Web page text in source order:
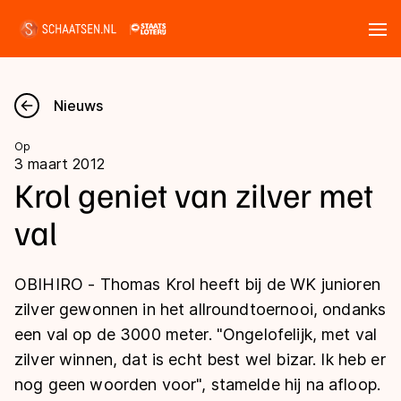
Nieuws
Kalender
Disciplines
Langebaan
Shorttrack
Inlineskaten
Uitslagen
Langebaan
Shorttrack
Marathon
Tijden & historie
Ranglijsten Langebaan
Nieuws
Op
3 maart 2012
Krol geniet van zilver met
val
OBIHIRO - Thomas Krol heeft bij de WK junioren
zilver gewonnen in het allroundtoernooi, ondanks
een val op de 3000 meter. "Ongelofelijk, met val
zilver winnen, dat is echt best wel bizar. Ik heb er
nog geen woorden voor", stamelde hij na afloop.